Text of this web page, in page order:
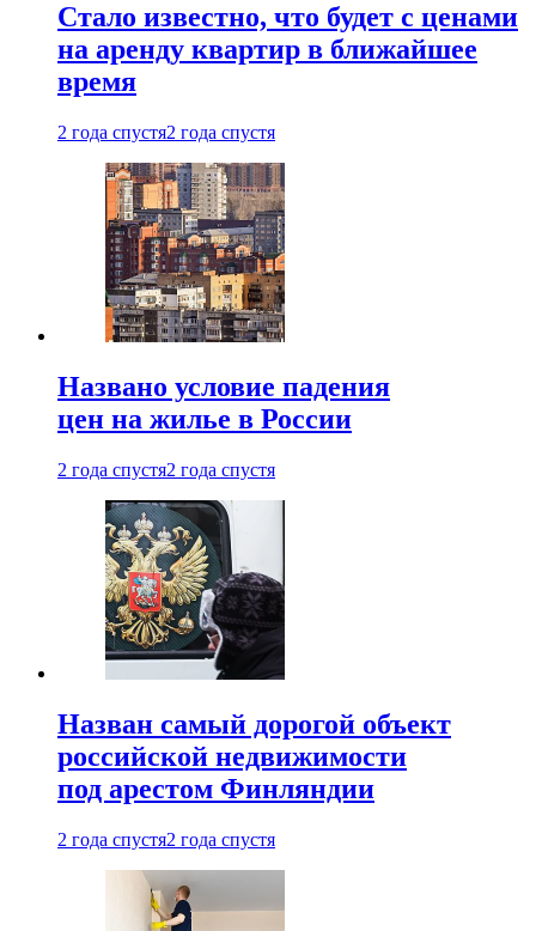
Стало известно, что будет с ценами
на аренду квартир в ближайшее
время
2 года спустя2 года спустя
Названо условие падения
цен на жилье в России
2 года спустя2 года спустя
Назван самый дорогой объект
российской недвижимости
под арестом Финляндии
2 года спустя2 года спустя